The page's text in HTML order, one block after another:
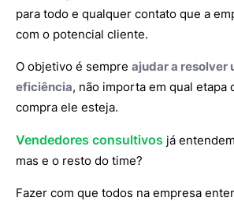
para todo e qualquer contato que a
com o potencial cliente.
O objetivo é sempre ajudar a resolver
eficiência, não importa em qual etapa
compra ele esteja.
Vendedores consultivos já
mas e o resto do time?
Fazer com que todos na empresa